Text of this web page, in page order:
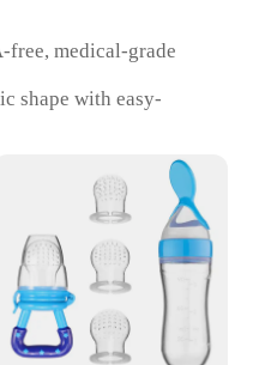
medical-grade
shape with easy-
for both home
Comes in a
bottles and accessories
Durable, leak-proof, and